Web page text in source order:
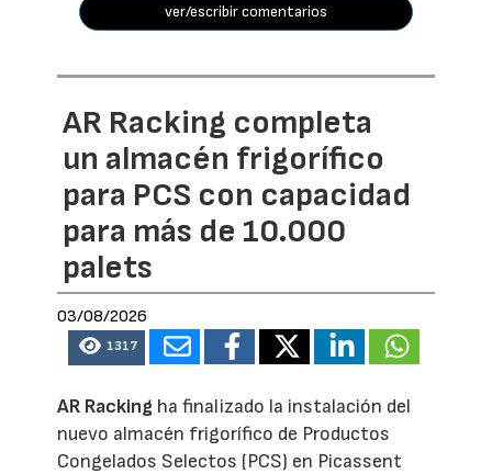
ver/escribir comentarios
AR Racking completa
un almacén frigorífico
para PCS con capacidad
para más de 10.000
palets
03/08/2026
1317
AR Racking ha finalizado la instalación del
nuevo almacén frigorífico de Productos
Congelados Selectos (PCS) en Picassent